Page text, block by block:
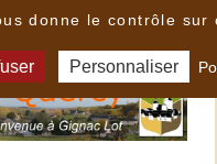
donne le contrôle sur
Personnaliser